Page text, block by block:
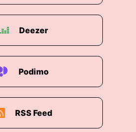
Deezer
Podimo
RSS Feed